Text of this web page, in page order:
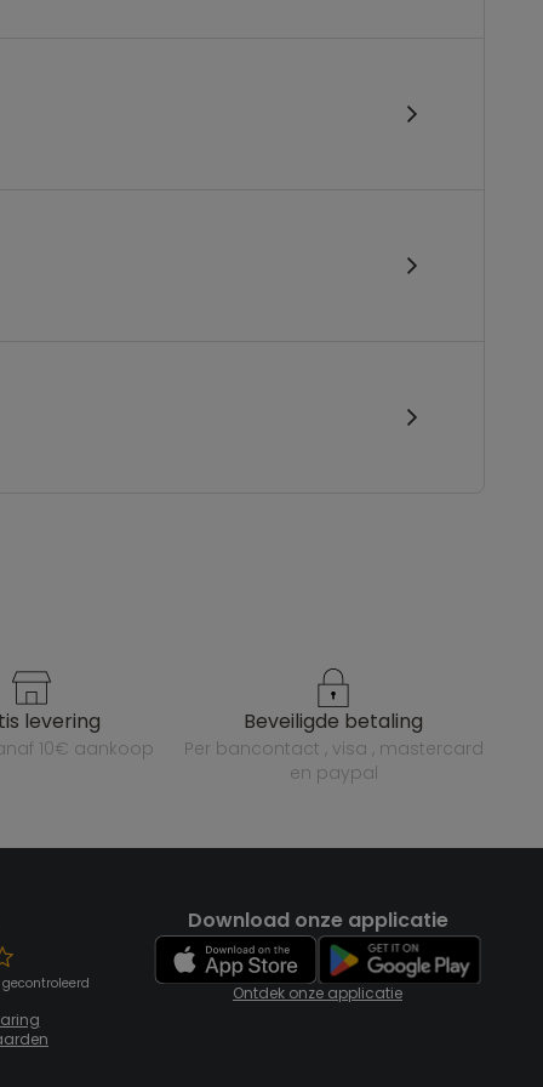
levering
10€ aankoop
beveiligde betaling
per bancontact , visa , mastercard
en paypal
Download onze applicatie
Ontdek onze applicatie